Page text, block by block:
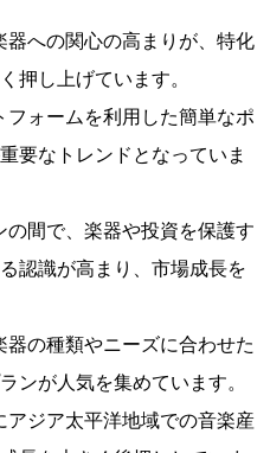
への関心の高まりが、特化
押し上げています。
ォームを利用した簡単なポ
要なトレンドとなっていま
間で、楽器や投資を保護す
認識が高まり、市場成長を
の種類やニーズに合わせた
ンが人気を集めています。
ジア太平洋地域での音楽産